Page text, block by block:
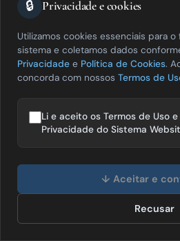
imobiliárias entendem a
pelo mesmo espaço de
barreira de entrada
em 2027.
Como ser citado
Overview e pelos
cinco critérios
🔒 Privacidade e cookies
Utilizamos cookies essenciais para
sistema e coletamos dados
Privacidade e Política de Cookies.
concorda com nossos Termos de
Li e aceito os Termos de Uso
Privacidade do Sistema
↓ Aceitar e
Recusar